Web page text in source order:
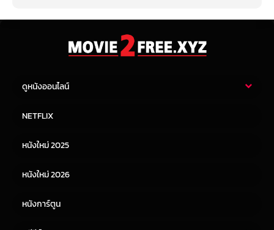
ดูหนังออนไลน์
หนังจีน
NETFLIX
หนังใหม่ 2025
หนังใหม่ 2026
หนังการ์ตูน